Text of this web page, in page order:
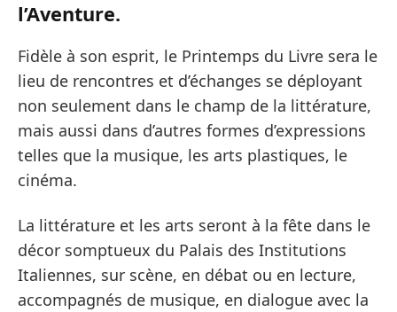
l’Aventure.
Fidèle à son esprit, le Printemps du Livre sera le
lieu de rencontres et d’échanges se déployant
non seulement dans le champ de la littérature,
mais aussi dans d’autres formes d’expressions
telles que la musique, les arts plastiques, le
cinéma.
La littérature et les arts seront à la fête dans le
décor somptueux du Palais des Institutions
Italiennes, sur scène, en débat ou en lecture,
accompagnés de musique, en dialogue avec la